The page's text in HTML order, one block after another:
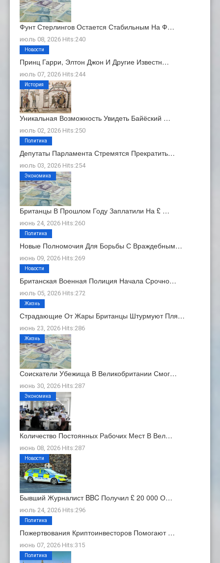
Фунт Стерлингов Остается Стабильным На Ф…
июль 08, 2026 Hits:240
Принц Гарри, Элтон Джон И Другие Известн…
июль 07, 2026 Hits:244
Новости
Уникальная Возможность Увидеть Байёский …
июль 02, 2026 Hits:250
История
Депутаты Парламента Стремятся Прекратить…
июль 03, 2026 Hits:254
Политика
Британцы В Прошлом Году Заплатили На £ …
июнь 24, 2026 Hits:260
Экономика
Новые Полномочия Для Борьбы С Враждебным…
июнь 09, 2026 Hits:269
Политика
Британская Военная Полиция Начала Срочно…
июль 05, 2026 Hits:272
Новости
Страдающие От Жары Британцы Штурмуют Пля…
июнь 23, 2026 Hits:286
Жизнь
Соискатели Убежища В Великобритании Смог…
июнь 30, 2026 Hits:287
Жизнь
Количество Постоянных Рабочих Мест В Вел…
июнь 08, 2026 Hits:287
Экономика
Бывший Журналист BBC Получил £ 20 000 О…
июль 24, 2026 Hits:296
Новости
Пожертвования Криптоинвесторов Помогают …
июнь 07, 2026 Hits:315
Политика
Политика